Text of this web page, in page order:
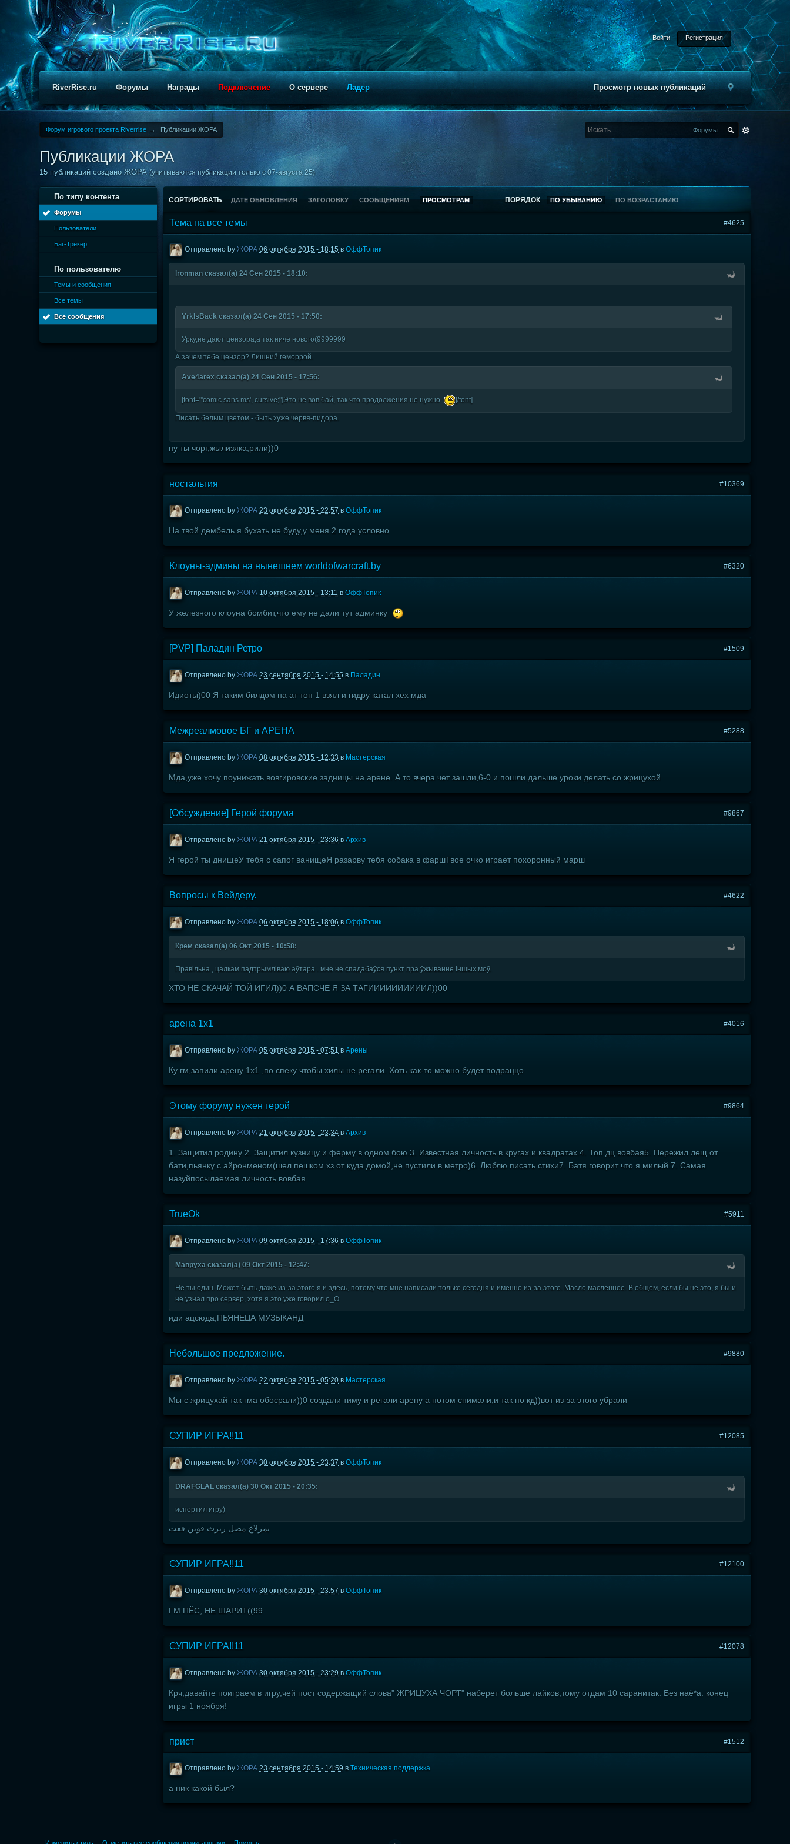
Войти Регистрация
Просмотр новых публикаций
RiverRise.ru Форумы Награды Подключение О сервере Ладер
Форум игрового проекта Riverrise → Публикации ЖОРА Форумы
Публикации ЖОРА
15 публикаций создано ЖОРА(учитываются публикации только с 07-августа 25)
По типу контента
Форумы
Пользователи
Баг-Трекер
По пользователю
Темы и сообщения
Все темы
Все сообщения
СОРТИРОВАТЬ ДАТЕ ОБНОВЛЕНИЯ ЗАГОЛОВКУ СООБЩЕНИЯМ ПРОСМОТРАМ ПОРЯДОК ПО УБЫВАНИЮ ПО ВОЗРАСТАНИЮ
#4625
Тема на все темы
Отправлено byЖОРА 06 октября 2015 - 18:15 вОффТопик
lronman сказал(а) 24 Сен 2015 - 18:10:
YrkIsBack сказал(а) 24 Сен 2015 - 17:50:
Урку,не дают цензора,а так ниче нового(9999999
А зачем тебе цензор? Лишний геморрой.
Ave4arex сказал(а) 24 Сен 2015 - 17:56:
[font="'comic sans ms', cursive;"]Это не вов бай, так что продолжения не нужно [/font]
Писать белым цветом - быть хуже червя-пидора.
ну ты чорт,жылизяка,рили))0
#10369
ностальгия
Отправлено byЖОРА 23 октября 2015 - 22:57 вОффТопик
На твой дембель я бухать не буду,у меня 2 года условно
#6320
Клоуны-админы на нынешнем worldofwarcraft.by
Отправлено byЖОРА 10 октября 2015 - 13:11 вОффТопик
У железного клоуна бомбит,что ему не дали тут админку
#1509
[PVP] Паладин Ретро
Отправлено byЖОРА 23 сентября 2015 - 14:55 в Паладин
Идиоты)00 Я таким билдом на ат топ 1 взял и гидру катал хех мда
#5288
Межреалмовое БГ и АРЕНА
Отправлено byЖОРА 08 октября 2015 - 12:33 в Мастерская
Мда,уже хочу поунижать вовгировские задницы на арене. А то вчера чет зашли,6-0 и пошли дальше уроки делать со жрицухой
#9867
[Обсуждение] Герой форума
Отправлено byЖОРА 21 октября 2015 - 23:36 вАрхив
Я герой ты днищеУ тебя с сапог ванищеЯ разарву тебя собака в фаршТвое очко играет похоронный марш
#4622
Вопросы к Вейдеру.
Отправлено byЖОРА 06 октября 2015 - 18:06 вОффТопик
Крем сказал(а) 06 Окт 2015 - 10:58:
Правільна , цалкам падтрымліваю аўтара . мне не спадабаўся пункт пра ўжыванне іншых моў.
ХТО НЕ СКАЧАЙ ТОЙ ИГИЛ))0 А ВАПСЧЕ Я ЗА ТАГИИИИИИИИИИЛ))00
#4016
арена 1х1
Отправлено byЖОРА 05 октября 2015 - 07:51 вАрены
Ку гм,запили арену 1х1 ,по спеку чтобы хилы не регали. Хоть как-то можно будет подраццо
#9864
Этому форуму нужен герой
Отправлено byЖОРА 21 октября 2015 - 23:34 вАрхив
1. Защитил родину 2. Защитил кузницу и ферму в одном бою.3. Известная личность в кругах и квадратах.4. Топ дц вовбая5. Пережил лещ от
бати,пьянку с айронменом(шел пешком хз от куда домой,не пустили в метро)6. Люблю писать стихи7. Батя говорит что я милый.7. Самая
назуйпосылаемая личность вовбая
#5911
TrueOk
Отправлено byЖОРА 09 октября 2015 - 17:36 вОффТопик
Мавруха сказал(а) 09 Окт 2015 - 12:47:
Не ты один. Может быть даже из-за этого я и здесь, потому что мне написали только сегодня и именно из-за этого. Масло масленное. В общем, если бы не это, я бы и
не узнал про сервер, хотя я это уже говорил о_О
иди ацсюда,ПЬЯНЕЦА МУЗЫКАНД
#9880
Небольшое предложение.
Отправлено byЖОРА 22 октября 2015 - 05:20 в Мастерская
Мы с жрицухай так гма обосрали))0 создали тиму и регали арену а потом снимали,и так по кд))вот из-за этого убрали
#12085
СУПИР ИГРА!!11
Отправлено byЖОРА 30 октября 2015 - 23:37 вОффТопик
DRAFGLAL сказал(а) 30 Окт 2015 - 20:35:
испортил игру)
بمرلاغ مصل ربرث فوبن فعت
#12100
СУПИР ИГРА!!11
Отправлено byЖОРА 30 октября 2015 - 23:57 вОффТопик
ГМ ПЁС, НЕ ШАРИТ((99
#12078
СУПИР ИГРА!!11
Отправлено byЖОРА 30 октября 2015 - 23:29 вОффТопик
Крч,давайте поиграем в игру,чей пост содержащий слова" ЖРИЦУХА ЧОРТ" наберет больше лайков,тому отдам 10 саранитак. Без наё*а. конец
игры 1 ноября!
#1512
прист
Отправлено byЖОРА 23 сентября 2015 - 14:59 вТехническая поддержка
а ник какой был?